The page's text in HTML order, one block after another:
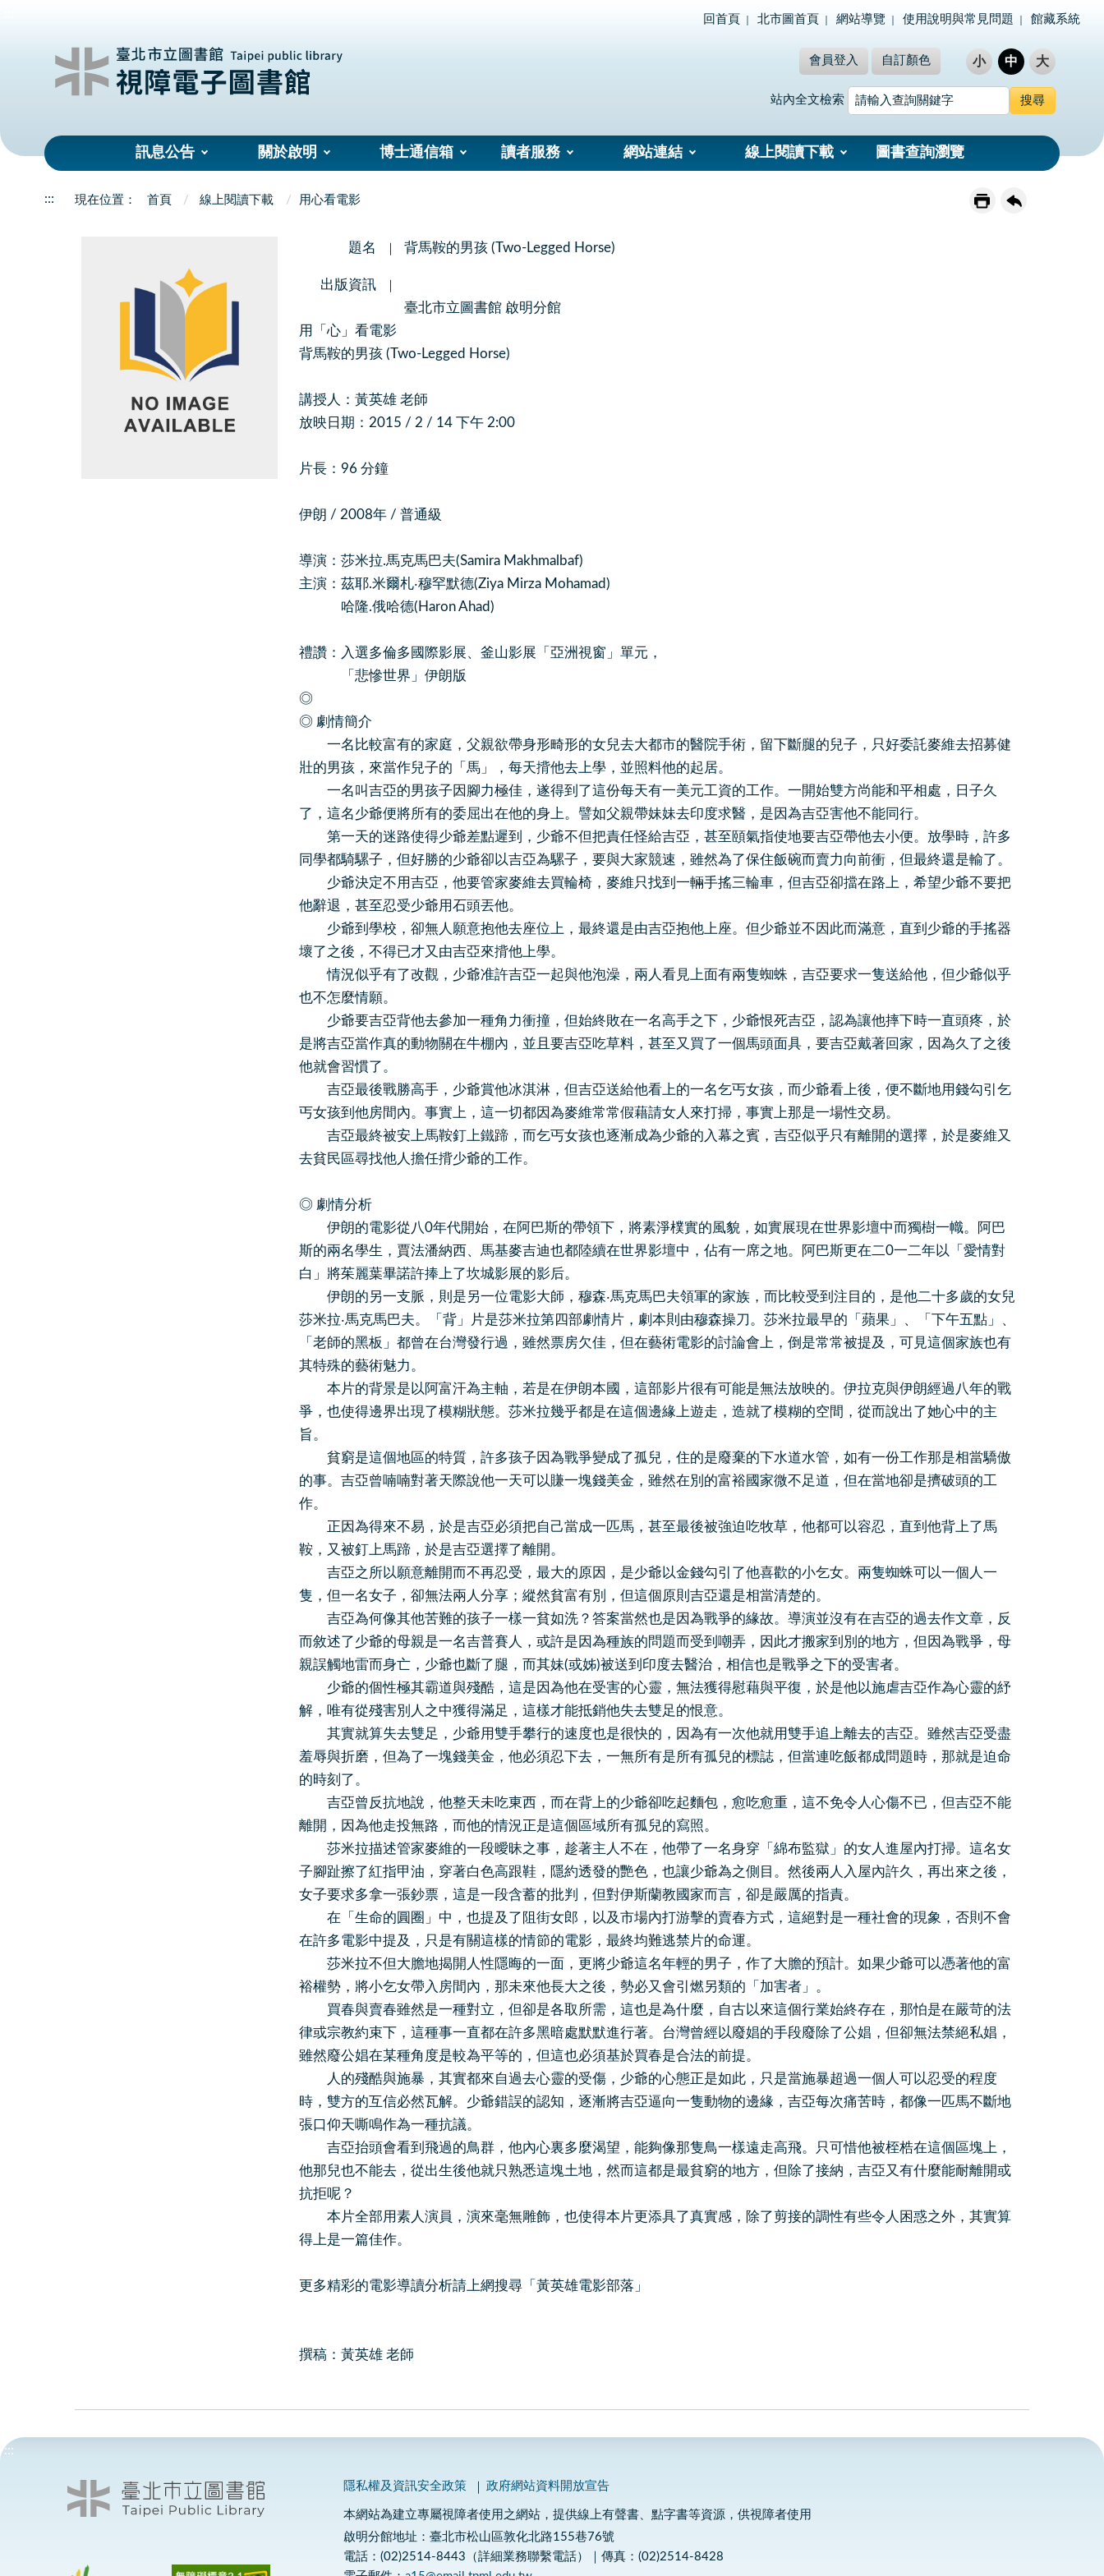
回首頁 北市圖首頁 網站導覽 使用說明與常見問題 館藏系統
會員登入 自訂顏色 小 中 大
站內全文檢索
訊息公告 關於啟明 博士通信箱 讀者服務 網站連結 線上閱讀下載 圖書查詢瀏覽
::: 首頁 線上閱讀下載 用心看電影
題名 背馬鞍的男孩 (Two-Legged Horse)
出版資訊
臺北市立圖書館 啟明分館
用「心」看電影
背馬鞍的男孩 (Two-Legged Horse)
講授人：黃英雄 老師
放映日期：2015 / 2 / 14 下午 2:00
片長：96 分鐘
伊朗 / 2008年 / 普通級
導演：莎米拉.馬克馬巴夫(Samira Makhmalbaf)
主演：茲耶.米爾札‧穆罕默德(Ziya Mirza Mohamad)
哈隆.俄哈德(Haron Ahad)
禮讚：入選多倫多國際影展、釜山影展「亞洲視窗」單元，
「悲慘世界」伊朗版
◎
◎ 劇情簡介
一名比較富有的家庭，父親欲帶身形畸形的女兒去大都市的醫院手術，留下斷腿的兒子，只好委託麥維去招募健
壯的男孩，來當作兒子的「馬」，每天揹他去上學，並照料他的起居。
一名叫吉亞的男孩子因腳力極佳，遂得到了這份每天有一美元工資的工作。一開始雙方尚能和平相處，日子久
了，這名少爺便將所有的委屈出在他的身上。譬如父親帶妹妹去印度求醫，是因為吉亞害他不能同行。
第一天的迷路使得少爺差點遲到，少爺不但把責任怪給吉亞，甚至頤氣指使地要吉亞帶他去小便。放學時，許多
同學都騎騾子，但好勝的少爺卻以吉亞為騾子，要與大家競速，雖然為了保住飯碗而賣力向前衝，但最終還是輸了。
少爺決定不用吉亞，他要管家麥維去買輪椅，麥維只找到一輛手搖三輪車，但吉亞卻擋在路上，希望少爺不要把
他辭退，甚至忍受少爺用石頭丟他。
少爺到學校，卻無人願意抱他去座位上，最終還是由吉亞抱他上座。但少爺並不因此而滿意，直到少爺的手搖器
壞了之後，不得已才又由吉亞來揹他上學。
情況似乎有了改觀，少爺准許吉亞一起與他泡澡，兩人看見上面有兩隻蜘蛛，吉亞要求一隻送給他，但少爺似乎
也不怎麼情願。
少爺要吉亞背他去參加一種角力衝撞，但始終敗在一名高手之下，少爺恨死吉亞，認為讓他摔下時一直頭疼，於
是將吉亞當作真的動物關在牛棚內，並且要吉亞吃草料，甚至又買了一個馬頭面具，要吉亞戴著回家，因為久了之後
他就會習慣了。
吉亞最後戰勝高手，少爺賞他冰淇淋，但吉亞送給他看上的一名乞丐女孩，而少爺看上後，便不斷地用錢勾引乞
丐女孩到他房間內。事實上，這一切都因為麥維常常假藉請女人來打掃，事實上那是一場性交易。
吉亞最終被安上馬鞍釘上鐵蹄，而乞丐女孩也逐漸成為少爺的入幕之賓，吉亞似乎只有離開的選擇，於是麥維又
去貧民區尋找他人擔任揹少爺的工作。
◎ 劇情分析
伊朗的電影從八0年代開始，在阿巴斯的帶領下，將素淨樸實的風貌，如實展現在世界影壇中而獨樹一幟。阿巴
斯的兩名學生，賈法潘納西、馬基麥吉迪也都陸續在世界影壇中，佔有一席之地。阿巴斯更在二0一二年以「愛情對
白」將茱麗葉畢諾許捧上了坎城影展的影后。
伊朗的另一支脈，則是另一位電影大師，穆森‧馬克馬巴夫領軍的家族，而比較受到注目的，是他二十多歲的女兒
莎米拉‧馬克馬巴夫。「背」片是莎米拉第四部劇情片，劇本則由穆森操刀。莎米拉最早的「蘋果」、「下午五點」、
「老師的黑板」都曾在台灣發行過，雖然票房欠佳，但在藝術電影的討論會上，倒是常常被提及，可見這個家族也有
其特殊的藝術魅力。
本片的背景是以阿富汗為主軸，若是在伊朗本國，這部影片很有可能是無法放映的。伊拉克與伊朗經過八年的戰
爭，也使得邊界出現了模糊狀態。莎米拉幾乎都是在這個邊緣上遊走，造就了模糊的空間，從而說出了她心中的主
旨。
貧窮是這個地區的特質，許多孩子因為戰爭變成了孤兒，住的是廢棄的下水道水管，如有一份工作那是相當驕傲
的事。吉亞曾喃喃對著天際說他一天可以賺一塊錢美金，雖然在別的富裕國家微不足道，但在當地卻是擠破頭的工
作。
正因為得來不易，於是吉亞必須把自己當成一匹馬，甚至最後被強迫吃牧草，他都可以容忍，直到他背上了馬
鞍，又被釘上馬蹄，於是吉亞選擇了離開。
吉亞之所以願意離開而不再忍受，最大的原因，是少爺以金錢勾引了他喜歡的小乞女。兩隻蜘蛛可以一個人一
隻，但一名女子，卻無法兩人分享；縱然貧富有別，但這個原則吉亞還是相當清楚的。
吉亞為何像其他苦難的孩子一樣一貧如洗？答案當然也是因為戰爭的緣故。導演並沒有在吉亞的過去作文章，反
而敘述了少爺的母親是一名吉普賽人，或許是因為種族的問題而受到嘲弄，因此才搬家到別的地方，但因為戰爭，母
親誤觸地雷而身亡，少爺也斷了腿，而其妹(或姊)被送到印度去醫治，相信也是戰爭之下的受害者。
少爺的個性極其霸道與殘酷，這是因為他在受害的心靈，無法獲得慰藉與平復，於是他以施虐吉亞作為心靈的紓
解，唯有從殘害別人之中獲得滿足，這樣才能抵銷他失去雙足的恨意。
其實就算失去雙足，少爺用雙手攀行的速度也是很快的，因為有一次他就用雙手追上離去的吉亞。雖然吉亞受盡
羞辱與折磨，但為了一塊錢美金，他必須忍下去，一無所有是所有孤兒的標誌，但當連吃飯都成問題時，那就是迫命
的時刻了。
吉亞曾反抗地說，他整天未吃東西，而在背上的少爺卻吃起麵包，愈吃愈重，這不免令人心傷不已，但吉亞不能
離開，因為他走投無路，而他的情況正是這個區域所有孤兒的寫照。
莎米拉描述管家麥維的一段曖昧之事，趁著主人不在，他帶了一名身穿「綿布監獄」的女人進屋內打掃。這名女
子腳趾擦了紅指甲油，穿著白色高跟鞋，隱約透發的艷色，也讓少爺為之側目。然後兩人入屋內許久，再出來之後，
女子要求多拿一張鈔票，這是一段含蓄的批判，但對伊斯蘭教國家而言，卻是嚴厲的指責。
在「生命的圓圈」中，也提及了阻街女郎，以及市場內打游擊的賣春方式，這絕對是一種社會的現象，否則不會
在許多電影中提及，只是有關這樣的情節的電影，最終均難逃禁片的命運。
莎米拉不但大膽地揭開人性隱晦的一面，更將少爺這名年輕的男子，作了大膽的預計。如果少爺可以憑著他的富
裕權勢，將小乞女帶入房間內，那未來他長大之後，勢必又會引燃另類的「加害者」。
買春與賣春雖然是一種對立，但卻是各取所需，這也是為什麼，自古以來這個行業始終存在，那怕是在嚴苛的法
律或宗教約束下，這種事一直都在許多黑暗處默默進行著。台灣曾經以廢娼的手段廢除了公娼，但卻無法禁絕私娼，
雖然廢公娼在某種角度是較為平等的，但這也必須基於買春是合法的前提。
人的殘酷與施暴，其實都來自過去心靈的受傷，少爺的心態正是如此，只是當施暴超過一個人可以忍受的程度
時，雙方的互信必然瓦解。少爺錯誤的認知，逐漸將吉亞逼向一隻動物的邊緣，吉亞每次痛苦時，都像一匹馬不斷地
張口仰天嘶鳴作為一種抗議。
吉亞抬頭會看到飛過的鳥群，他內心裏多麼渴望，能夠像那隻鳥一樣遠走高飛。只可惜他被桎梏在這個區塊上，
他那兒也不能去，從出生後他就只熟悉這塊土地，然而這都是最貧窮的地方，但除了接納，吉亞又有什麼能耐離開或
抗拒呢？
本片全部用素人演員，演來毫無雕飾，也使得本片更添具了真實感，除了剪接的調性有些令人困惑之外，其實算
得上是一篇佳作。
更多精彩的電影導讀分析請上網搜尋「黃英雄電影部落」
撰稿：黃英雄 老師
:::
隱私權及資訊安全政策 政府網站資料開放宣告
本網站為建立專屬視障者使用之網站，提供線上有聲書、點字書等資源，供視障者使用
啟明分館地址：臺北市松山區敦化北路155巷76號
電話：(02)2514-8443（詳細業務聯繫電話）｜傳真：(02)2514-8428